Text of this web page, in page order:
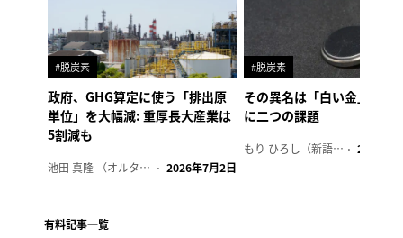
#脱炭素
政府、GHG算定に使う「排出原
単位」を大幅減: 重厚長大産業は
5割減も
池田 真隆 （オルタナ輪番編集長） 2026年7月2日
#脱炭素
その異名は「白い金」、リ
に二つの課題
もり ひろし（新語ウォッチャー） 2023年7
有料記事一覧